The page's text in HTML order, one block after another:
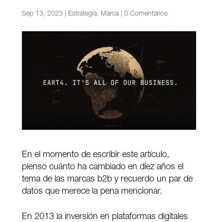
Sep 13, 2023 Estrategia, Marca| 0 Comentarios
En el momento de escribir este artículo,
pienso cuánto ha cambiado en diez años el
tema de las marcas b2b y recuerdo un par de
datos que merece la pena mencionar.
En 2013 la inversión en plataformas digitales